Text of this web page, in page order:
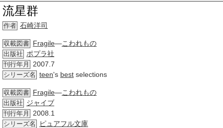
流星群
作者 石崎洋司
収載図書 Fragile―こわれもの
出版社 ポプラ社
刊行年月 2007.7
シリーズ名 teen's best selections
収載図書 Fragile―こわれもの
出版社 ジャイブ
刊行年月 2008.1
シリーズ名 ピュアフル文庫